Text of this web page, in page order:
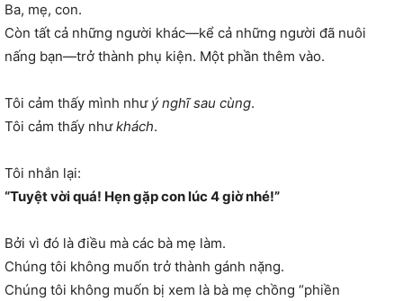
Ba, mẹ, con.
Còn tất cả những người khác—kể cả những người đã nuôi
nấng bạn—trở thành phụ kiện. Một phần thêm vào.
Tôi cảm thấy mình như ý nghĩ sau cùng.
Tôi cảm thấy nhưkhách.
Tôi nhắn lại:
“Tuyệt vời quá! Hẹn gặp con lúc 4 giờ nhé!”
Bởi vì đó là điều mà các bà mẹ làm.
Chúng tôi không muốn trở thành gánh nặng.
Chúng tôi không muốn bị xem là bà mẹ chồng “phiền